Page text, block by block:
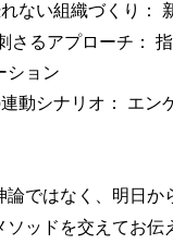
ない組織づくり：
さるアプローチ：
ション
動シナリオ： エン
論ではなく、明日か
ソッドを交えてお伝